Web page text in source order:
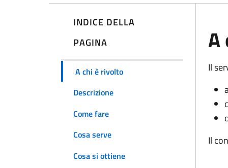
INDICE DELLA
PAGINA
A chi è rivolto
Descrizione
Come fare
Cosa serve
Cosa si ottiene
A
Il
Il